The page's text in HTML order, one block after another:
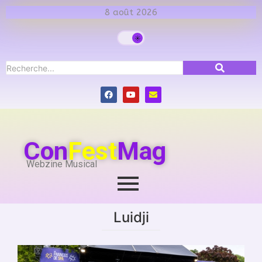
8 août 2026
ConFestMag
Webzine Musical
Luidji